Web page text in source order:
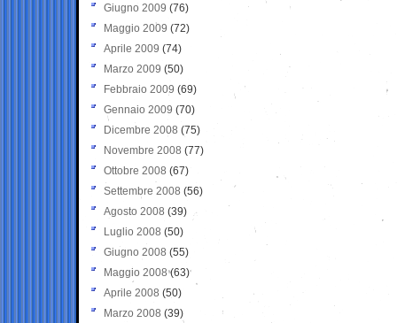
Giugno 2009 (76)
Maggio 2009 (72)
Aprile 2009 (74)
Marzo 2009 (50)
Febbraio 2009 (69)
Gennaio 2009 (70)
Dicembre 2008 (75)
Novembre 2008 (77)
Ottobre 2008 (67)
Settembre 2008 (56)
Agosto 2008 (39)
Luglio 2008 (50)
Giugno 2008 (55)
Maggio 2008(63)
Aprile 2008 (50)
Marzo 2008 (39)